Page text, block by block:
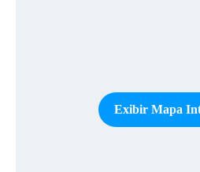
Exibir Mapa